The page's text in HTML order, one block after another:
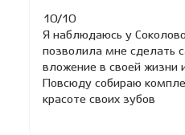
10/10
Я наблюдаюсь у
позволила мне сделать
вложение в своей жизни
Повсюду собираю
красоте своих зубов